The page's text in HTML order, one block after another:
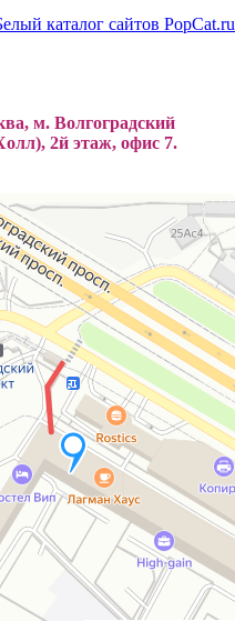
м. Волгоградский
2й этаж, офис 7.